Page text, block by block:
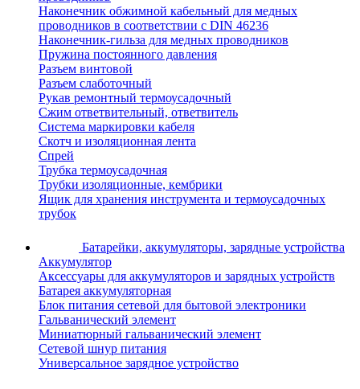
Наконечник обжимной кабельный для медных
проводников в соответствии с DIN 46236
Наконечник-гильза для медных проводников
Пружина постоянного давления
Разъем винтовой
Разъем слаботочный
Рукав ремонтный термоусадочный
Сжим ответвительный, ответвитель
Система маркировки кабеля
Скотч и изоляционная лента
Спрей
Трубка термоусадочная
Трубки изоляционные, кембрики
Ящик для хранения инструмента и термоусадочных
трубок
Батарейки, аккумуляторы, зарядные устройства
Аккумулятор
Аксессуары для аккумуляторов и зарядных устройств
Батарея аккумуляторная
Блок питания сетевой для бытовой электроники
Гальванический элемент
Миниатюрный гальванический элемент
Сетевой шнур питания
Универсальное зарядное устройство